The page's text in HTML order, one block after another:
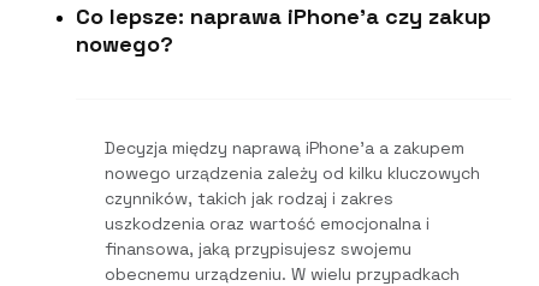
Co lepsze: naprawa iPhone'a czy zakup
nowego?
Decyzja między naprawą iPhone’a a zakupem
nowego urządzenia zależy od kilku kluczowych
czynników, takich jak rodzaj i zakres
uszkodzenia oraz wartość emocjonalna i
finansowa, jaką przypisujesz swojemu
obecnemu urządzeniu. W wielu przypadkach